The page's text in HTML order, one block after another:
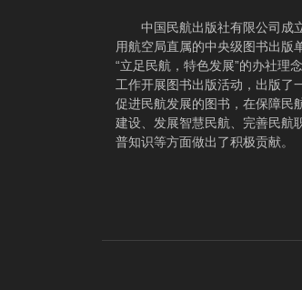
中国民航出版社有限公司成
用航空局直属的中央级图书出版
“立足民航，特色发展”的办社理
工作开展图书出版活动，出版了
促进民航发展的图书，在保障民
建设、发展智慧民航、完善民航
普知识等方面做出了积极贡献。